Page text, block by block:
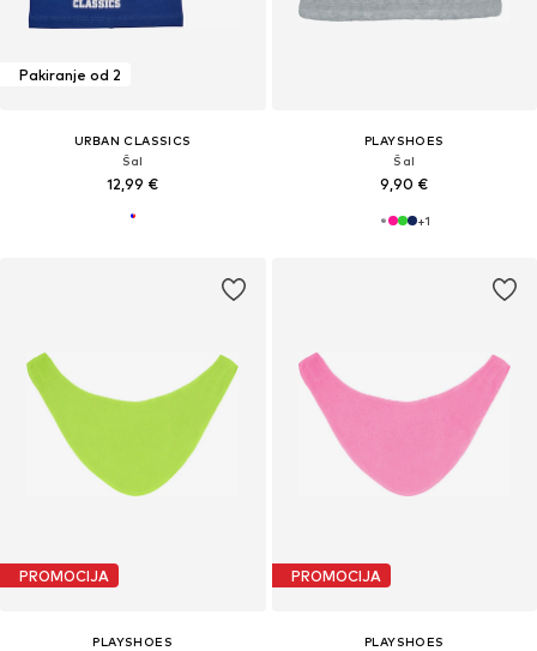
Pakiranje od 2
URBAN CLASSICS
Šal
12,99 €
PLAYSHOES
Šal
9,90 €
+1
PROMOCIJA
PLAYSHOES
PROMOCIJA
PLAYSHOES